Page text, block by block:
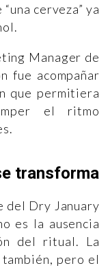
cerveza” ya
Manager de
fue acompañar
que permitiera
el ritmo
transforma
del Dry January
es la ausencia
del ritual. La
pero el